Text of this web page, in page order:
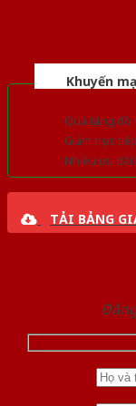
Khuyến
Quà tặng đồ
Giảm trực
Nhiều ưu
TẢI BẢNG